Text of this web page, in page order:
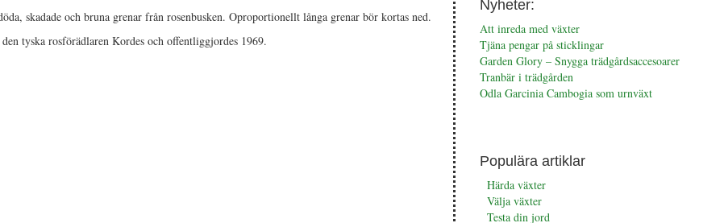
skadade och bruna grenar från rosenbusken. Oproportionellt långa grenar bör kortas ned.
den tyska rosförädlaren Kordes och offentliggjordes 1969.
Nyheter:
Att inreda med växter
Tjäna pengar på sticklingar
Garden Glory – Snygga trädgårdsaccesoarer
Tranbär i trädgården
Odla Garcinia Cambogia som urnväxt
Populära artiklar
Härda växter
Välja växter
Testa din jord